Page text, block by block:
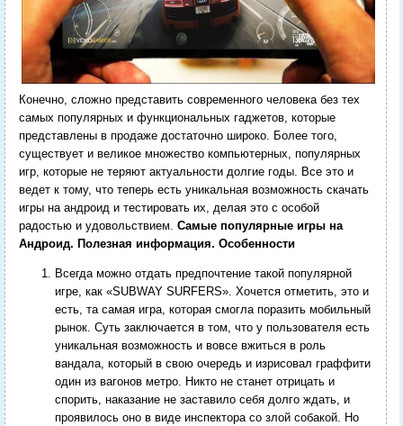
Конечно, сложно представить современного человека без тех
самых популярных и функциональных гаджетов, которые
представлены в продаже достаточно широко. Более того,
существует и великое множество компьютерных, популярных
игр, которые не теряют актуальности долгие годы. Все это и
ведет к тому, что теперь есть уникальная возможность скачать
игры на андроид и тестировать их, делая это с особой
радостью и удовольствием. Самые популярные игры на
Андроид. Полезная информация. Особенности
Всегда можно отдать предпочтение такой популярной
игре, как «SUBWAY SURFERS». Хочется отметить, это и
есть, та самая игра, которая смогла поразить мобильный
рынок. Суть заключается в том, что у пользователя есть
уникальная возможность и вовсе вжиться в роль
вандала, который в свою очередь и изрисовал граффити
один из вагонов метро. Никто не станет отрицать и
спорить, наказание не заставило себя долго ждать, и
проявилось оно в виде инспектора со злой собакой. Но